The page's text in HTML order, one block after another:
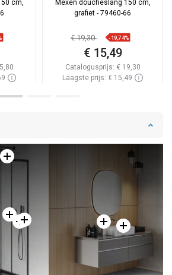
cm,
Mexen doucheslang 150 cm,
grafiet - 79460-66
€ 19,30 -19,74%
€ 15,49
Catalogusprijs: € 19,30
Laagste prijs: € 15,49